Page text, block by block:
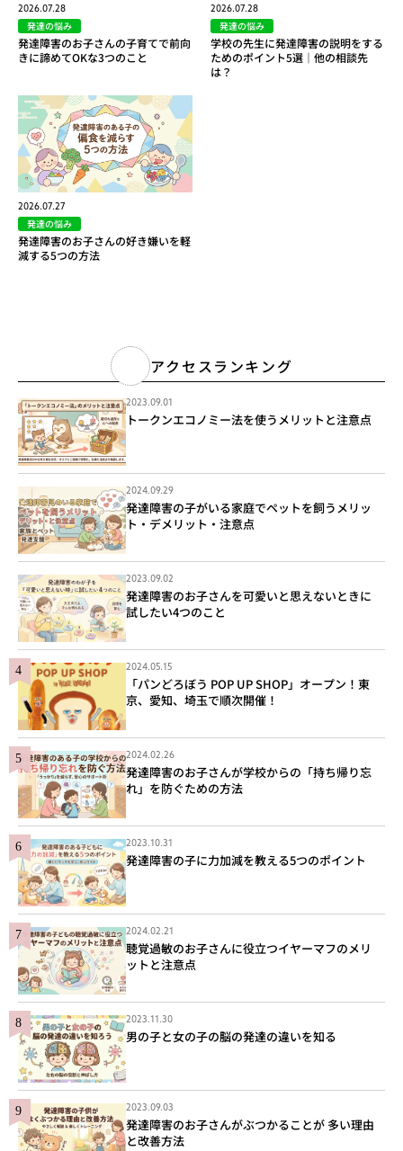
2026.07.28
発達の悩み
発達障害のお子さんの子育てで前向
きに諦めてOKな3つのこと
2026.07.28
発達の悩み
学校の先生に発達障害の説明をする
ためのポイント5選｜他の相談先
は？
2026.07.27
発達の悩み
発達障害のお子さんの好き嫌いを軽
減する5つの方法
アクセスランキング
2023.09.01
トークンエコノミー法を使うメリットと注意点
2024.09.29
発達障害の子がいる家庭でペットを飼うメリッ
ト・デメリット・注意点
2023.09.02
発達障害のお子さんを可愛いと思えないときに
試したい4つのこと
2024.05.15
「パンどろぼう POP UP SHOP」オープン！東
京、愛知、埼玉で順次開催！
2024.02.26
発達障害のお子さんが学校からの「持ち帰り忘
れ」を防ぐための方法
2023.10.31
発達障害の子に力加減を教える5つのポイント
2024.02.21
聴覚過敏のお子さんに役立つイヤーマフのメリ
ットと注意点
2023.11.30
男の子と女の子の脳の発達の違いを知る
2023.09.03
発達障害のお子さんがぶつかることが 多い理由
と改善方法